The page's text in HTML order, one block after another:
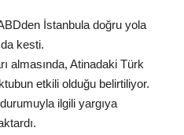
İstanbula doğru yola
kesti.
almasında, Atinadaki Türk
etkili olduğu belirtiliyor.
ilgili yargıya